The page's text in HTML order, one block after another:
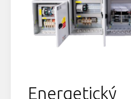
Energetický